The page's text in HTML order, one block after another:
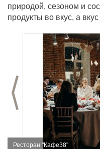
природой, сезоном и
продукты во вкус, а
Предыдущий слайд
Ресторан "Кафе38"